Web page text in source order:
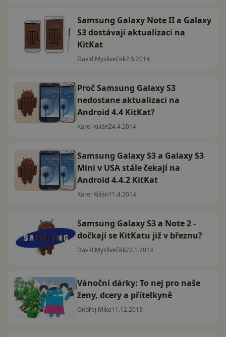
Samsung Galaxy Note II a Galaxy
S3 dostávají aktualizaci na
KitKat
David Mysliveček2.5.2014
Proč Samsung Galaxy S3
nedostane aktualizaci na
Android 4.4 KitKat?
Karel Kilián24.4.2014
Samsung Galaxy S3 a Galaxy S3
Mini v USA stále čekají na
Android 4.4.2 KitKat
Karel Kilián11.4.2014
Samsung Galaxy S3 a Note 2 -
dočkají se KitKatu již v březnu?
David Mysliveček22.1.2014
Vánoční dárky: To nej pro naše
ženy, dcery a přítelkyně
Ondřej Mika11.12.2013